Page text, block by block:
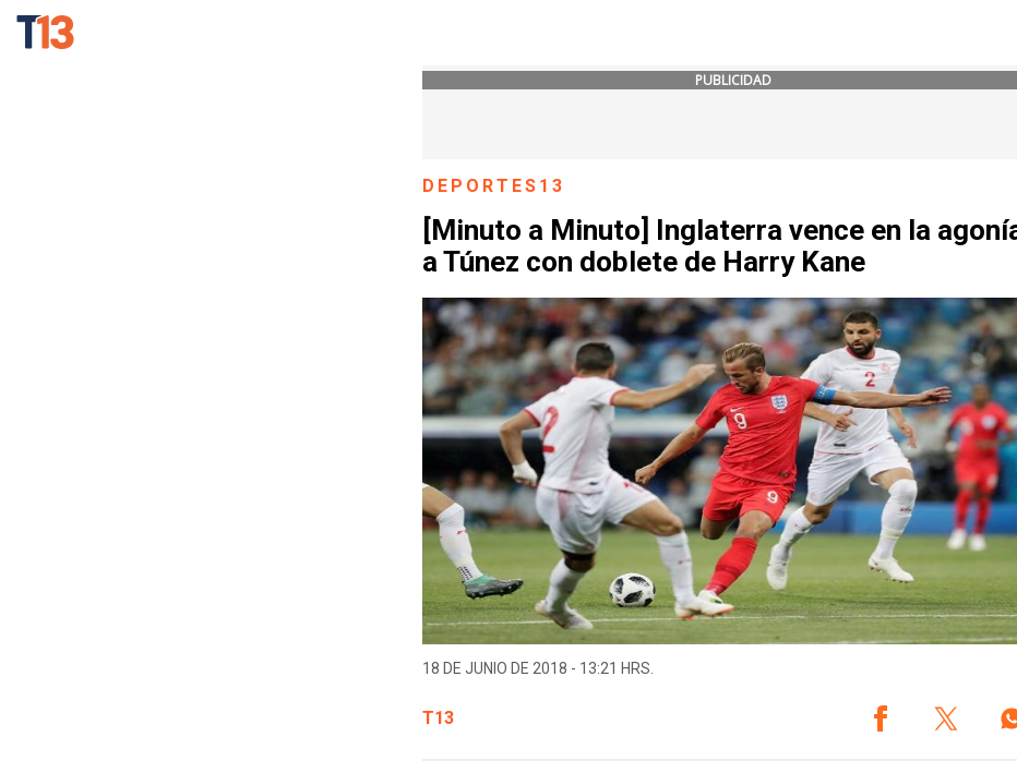
PUBLICIDAD
DEPORTES13
[Minuto a Minuto] Inglaterra vence en la
a Túnez con doblete de Harry Kane
18 DE JUNIO DE 2018 - 13:21 HRS.
T13